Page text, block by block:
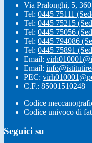
Via Pralonghi, 5,
Tel: 0445 75111
Tel: 0445 75215
Tel: 0445 75056
Tel: 0445 794086
Tel: 0445 75891
Email:
Email:
PEC:
C.F.: 85001510248
Codice
Codice univoco di
Seguici su